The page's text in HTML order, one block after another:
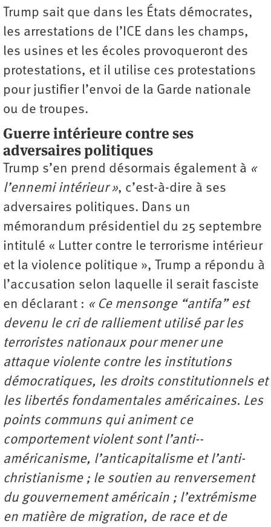
Trump sait que dans les États démocrates,
les arrestations de l’ICE dans les champs,
les usines et les écoles provoqueront des
protestations, et il utilise ces protestations
pour justifier l’envoi de la Garde nationale
ou de troupes.
Guerre intérieure contre ses
adversaires politiques
Trump s’en prend désormais également à «
l’ennemi intérieur », c’est-à-dire à ses
adversaires politiques. Dans un
mémorandum présidentiel du 25 septembre
intitulé « Lutter contre le terrorisme intérieur
et la violence politique », Trump a répondu à
l’accusation selon laquelle il serait fasciste
en déclarant : « Ce mensonge “antifa” est
devenu le cri de ralliement utilisé par les
terroristes nationaux pour mener une
attaque violente contre les institutions
démocratiques, les droits constitutionnels et
les libertés fondamentales américaines. Les
points communs qui animent ce
comportement violent sont l’anti-­
américanisme, l’anti­capitalisme et l’anti­
christianisme ; le soutien au renversement
du gouvernement américain ; l’extrémisme
en matière de migration, de race et de